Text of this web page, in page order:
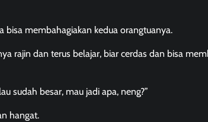
bisa membahagiakan kedua orangtuanya.
rajin dan terus belajar, biar cerdas dan bisa
sudah besar, mau jadi apa, neng?”
hangat.